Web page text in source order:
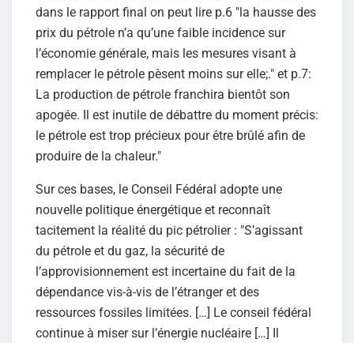
dans le rapport final on peut lire p.6 "la hausse des
prix du pétrole n’a qu’une faible incidence sur
l’économie générale, mais les mesures visant à
remplacer le pétrole pèsent moins sur elle;." et p.7:
La production de pétrole franchira bientôt son
apogée. Il est inutile de débattre du moment précis:
le pétrole est trop précieux pour être brûlé afin de
produire de la chaleur."
Sur ces bases, le Conseil Fédéral adopte une
nouvelle politique énergétique et reconnaît
tacitement la réalité du pic pétrolier : "S’agissant
du pétrole et du gaz, la sécurité de
l’approvisionnement est incertaine du fait de la
dépendance vis-à-vis de l’étranger et des
ressources fossiles limitées. […] Le conseil fédéral
continue à miser sur l’énergie nucléaire […] Il